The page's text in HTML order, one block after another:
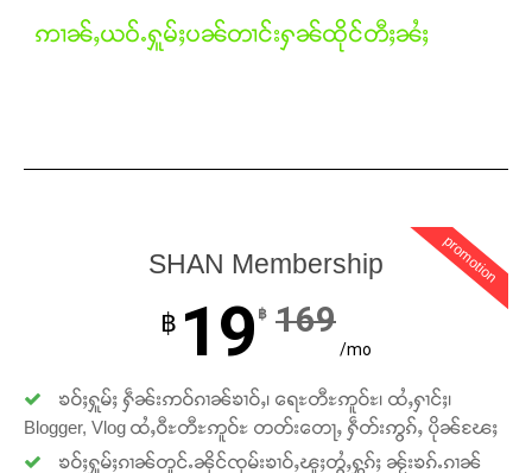
Support SHAN
တ်ႇ တူဝ်ႈလုမ်ႈၾႃႉၼၼ်ႉ ၶဝ်ႈႁူမ်ႈၵမ်ႉထႅမ် ၸုမ်းၶၢ
ဝ်ႇၽူႈတွႆႇႁွၵ်ႈ လႆႈယူႇၶႃႈဢေႃႈ။
ဢၢၼ်ႇယဝ်ႉႁူမ်ႈပၼ်တၢင်းႁၼ်ထိုင်တီႈၼႆႈ
promotion
SHAN Membership
฿ 19 ฿ 169
/mo
ၶဝ်ႈႁူမ်ႈ ႁဵၼ်းဢဝ်ၵၢၼ်ၶၢဝ်ႇ၊ ရေႊတီႊဢူဝ်ႊ၊ ထႆႇႁၢင်ႈ၊
Blogger, Vlog ထႆႇဝီႊတီႊဢူဝ်ႊ တတ်းတေႃႇ ႁဵတ်းဢွၵ်ႇ ပိုၼ်ၽႄႈ
ၶဝ်ႈႁူမ်ႈၵၢၼ်တူင်ႉၼိုင်ၸုမ်းၶၢဝ်ႇၽူႈတွႆႇႁွၵ်ႈ ၼႂ်းၶၵ်ႉၵၢၼ်